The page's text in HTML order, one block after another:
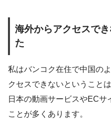
海外からアクセスで
た
私はバンコク在住で中国の
クセスできないということ
日本の動画サービスやECサ
ことが多くあります。